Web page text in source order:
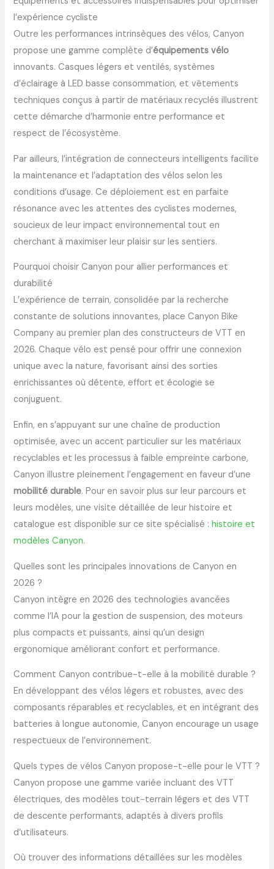
l’expérience cycliste
Outre les performances intrinsèques des vélos, Canyon
propose une gamme complète d’équipements vélo
innovants. Casques légers et ventilés, systèmes
d’éclairage à LED basse consommation, et vêtements
techniques conçus à partir de matériaux recyclés illustrent
cette démarche d’harmonie entre performance et
respect de l’écosystème.
Par ailleurs, l’intégration de connecteurs intelligents facilite
la maintenance et l’adaptation des vélos selon les
conditions d’usage. Ce déploiement est en parfaite
résonance avec les attentes des cyclistes modernes,
soucieux de leur impact environnemental tout en
cherchant à maximiser leur plaisir sur les sentiers.
Pourquoi choisir Canyon pour allier performances et
durabilité
L’expérience de terrain, consolidée par la recherche
constante de solutions innovantes, place Canyon Bike
Company au premier plan des constructeurs de VTT en
2026. Chaque vélo est pensé pour offrir une connexion
unique avec la nature, favorisant ainsi des sorties
enrichissantes où détente, effort et écologie se
conjuguent.
Enfin, en s’appuyant sur une chaîne de production
optimisée, avec un accent particulier sur les matériaux
recyclables et les processus à faible empreinte carbone,
Canyon illustre pleinement l’engagement en faveur d’une
mobilité durable. Pour en savoir plus sur leur parcours et
leurs modèles, une visite détaillée de leur histoire et
catalogue est disponible sur ce site spécialisé :histoire et
modèles Canyon.
Quelles sont les principales innovations de Canyon en
2026 ?
Canyon intègre en 2026 des technologies avancées
comme l’IA pour la gestion de suspension, des moteurs
plus compacts et puissants, ainsi qu’un design
ergonomique améliorant confort et performance.
Comment Canyon contribue-t-elle à la mobilité durable ?
En développant des vélos légers et robustes, avec des
composants réparables et recyclables, et en intégrant des
batteries à longue autonomie, Canyon encourage un usage
respectueux de l’environnement.
Quels types de vélos Canyon propose-t-elle pour le VTT ?
Canyon propose une gamme variée incluant des VTT
électriques, des modèles tout-terrain légers et des VTT
de descente performants, adaptés à divers profils
d’utilisateurs.
Où trouver des informations détaillées sur les modèles